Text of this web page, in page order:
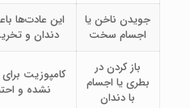
جویدن ناخن یا
اجسام سخت
این عادت‌ها
دندان و
باز کردن در
بطری یا اجسام
با دندان
کامپوزیت
نشده و